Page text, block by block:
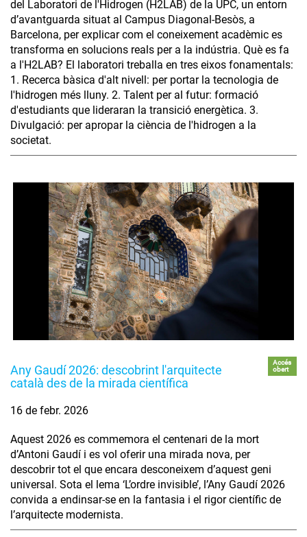
del Laboratori de l'Hidrogen (H2LAB) de la UPC, un entorn
d’avantguarda situat al Campus Diagonal-Besòs, a
Barcelona, per explicar com el coneixement acadèmic es
transforma en solucions reals per a la indústria. Què es fa
a l'H2LAB? El laboratori treballa en tres eixos fonamentals:
1. Recerca bàsica d'alt nivell: per portar la tecnologia de
l'hidrogen més lluny. 2. Talent per al futur: formació
d'estudiants que lideraran la transició energètica. 3.
Divulgació: per apropar la ciència de l'hidrogen a la
societat.
Any Gaudí 2026: descobrint l'arquitecte
català des de la mirada científica
Accés
obert
16 de febr. 2026
Aquest 2026 es commemora el centenari de la mort
d’Antoni Gaudí i es vol oferir una mirada nova, per
descobrir tot el que encara desconeixem d’aquest geni
universal. Sota el lema ‘L’ordre invisible’, l’Any Gaudí 2026
convida a endinsar-se en la fantasia i el rigor científic de
l’arquitecte modernista.